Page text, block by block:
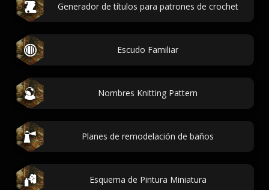
Generador de títulos para patrones de crochet
Escudo Familiar
Nombres Knitting Pattern
Planes de remodelación de baños
Esquema de Pintura Miniatura